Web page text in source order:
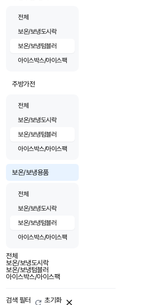
전체
보온/보냉도시락
보온/보냉텀블러
아이스박스/아이스팩
주방가전
전체
보온/보냉도시락
보온/보냉텀블러
아이스박스/아이스팩
보온/보냉용품
전체
보온/보냉도시락
보온/보냉텀블러
아이스박스/아이스팩
전체
보온/보냉도시락
보온/보냉텀블러
아이스박스/아이스팩
검색 필터
초기화